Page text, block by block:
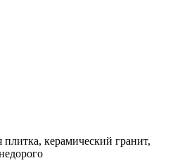
керамический гранит,